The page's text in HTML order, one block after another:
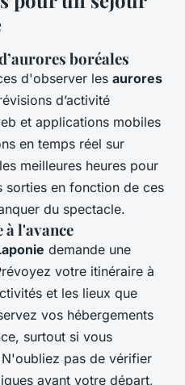
boréales
d'observer les aurores
d’activité
et applications mobiles
en temps réel sur
meilleures heures pour
sorties en fonction de ces
du spectacle.
l'avance
demande une
votre itinéraire à
et les lieux que
vos hébergements
surtout si vous
pas de vérifier
avant votre départ,